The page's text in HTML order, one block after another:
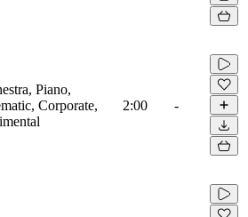
Piano,
Corporate,
2:00 -